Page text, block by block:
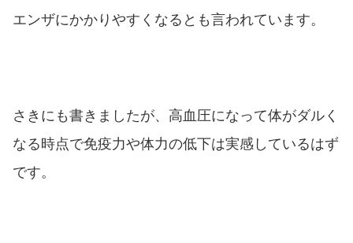
エンザにかかりやすくなるとも言われています。
さきにも書きましたが、高血圧になって体がダルく
なる時点で免疫力や体力の低下は実感しているはず
です。